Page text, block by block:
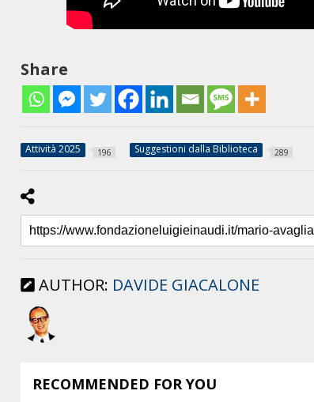
Share
Attività 2025 196 Suggestioni dalla Biblioteca 289
AUTHOR: DAVIDE GIACALONE
RECOMMENDED FOR YOU